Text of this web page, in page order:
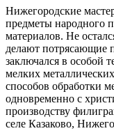
Нижегородские
предметы народного
материалов. Не
делают потрясающие
заключался в особой
мелких
способов обработки
одновременно с
производству
селе Казаково,